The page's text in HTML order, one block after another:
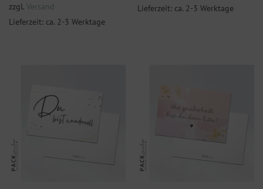
zzgl. Versand
Lieferzeit: ca. 2-3 Werktage
Lieferzeit: ca. 2-3 Werktage